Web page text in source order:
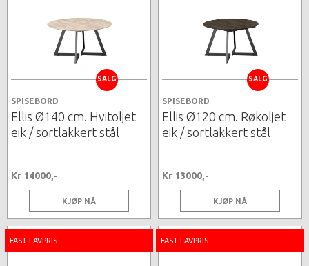
SALG
SPISEBORD
Ellis Ø140 cm. Hvitoljet
eik / sortlakkert stål
Kr 14000,-
KJØP NÅ
SALG
SPISEBORD
Ellis Ø120 cm. Røkoljet
eik / sortlakkert stål
Kr 13000,-
KJØP NÅ
FAST LAVPRIS FAST LAVPRIS